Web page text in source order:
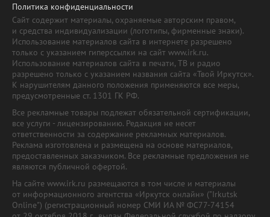
Политика конфиденциальности
Сайт содержит материалы, охраняемые авторским правом,
и средства индивидуализации (логотипы, фирменные знаки).
Использование материалов сайта в интернете разрешено
только с указанием гиперссылки на сайт www.irk.ru.
Использование материалов сайта в печати, ТВ и радио
разрешено только с указанием названия сайта «Твой Иркутск».
К нарушителям данного положения применяются все меры,
предусмотренные ст. 1301 ГК РФ.
Все рекламные товары подлежат обязательной сертификации,
все услуги - лицензированию. Редакция не несет
ответственности за содержание рекламных материалов.
Реклама изготовлена и размещена на основе материалов,
предоставленных заказчиком. Все рекламные предложения не
являются публичной офертой.
На сайте www.irk.ru размещаются в том числе и материалы
от информационного агентства «Иркутск онлайн» ("Irkutsk
Online") (регистрационный номер СМИ ИА № ФС77-74154